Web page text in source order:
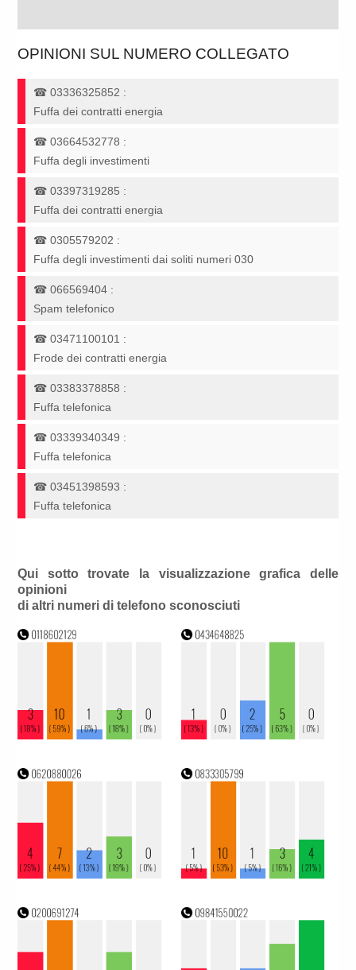
OPINIONI SUL NUMERO COLLEGATO
☎03336325852 :
Fuffa dei contratti energia
☎03664532778 :
Fuffa degli investimenti
☎03397319285 :
Fuffa dei contratti energia
☎0305579202 :
Fuffa degli investimenti dai soliti numeri 030
☎066569404 :
Spam telefonico
☎03471100101 :
Frode dei contratti energia
☎03383378858 :
Fuffa telefonica
☎03339340349 :
Fuffa telefonica
☎03451398593 :
Fuffa telefonica
Qui sotto trovate la visualizzazione grafica delle
opinioni
di altri numeri di telefono sconosciuti